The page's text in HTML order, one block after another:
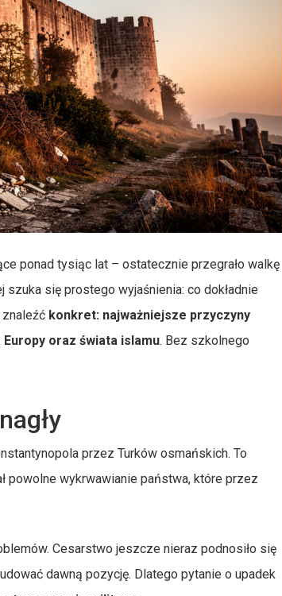
ponad tysiąc lat – ostatecznie przegrało walkę
się prostego wyjaśnienia: co dokładnie
znaleźć konkret: najważniejsze przyczyny
oraz świata islamu. Bez szkolnego
przez Turków osmańskich. To
powolne wykrwawianie państwa, które przez
Cesarstwo jeszcze nieraz podnosiło się
dawną pozycję. Dlatego pytanie o upadek